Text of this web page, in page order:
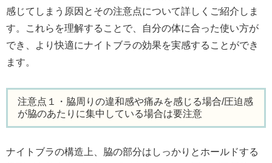
感じてしまう原因とその注意点について詳しくご紹介しま
す。これらを理解することで、自分の体に合った使い方が
でき、より快適にナイトブラの効果を実感することができ
ます。
注意点１・脇周りの違和感や痛みを感じる場合/圧迫感
が脇のあたりに集中している場合は要注意
ナイトブラの構造上、脇の部分はしっかりとホールドする